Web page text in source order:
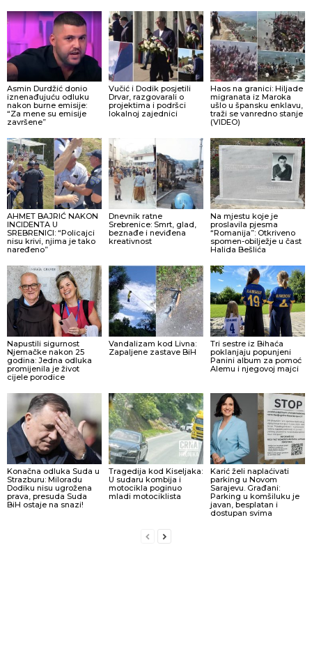
Asmin Durdžić donio
iznenađujuću odluku
nakon burne emisije:
“Za mene su emisije
završene”
Vučić i Dodik posjetili
Drvar, razgovarali o
projektima i podršci
lokalnoj zajednici
Haos na granici: Hiljade
migranata iz Maroka
ušlo u špansku enklavu,
traži se vanredno stanje
(VIDEO)
AHMET BAJRIĆ NAKON
INCIDENTA U
SREBRENICI: “Policajci
nisu krivi, njima je tako
naređeno”
Dnevnik ratne
Srebrenice: Smrt, glad,
beznađe i neviđena
kreativnost
Na mjestu koje je
proslavila pjesma
“Romanija”: Otkriveno
spomen-obilježje u čast
Halida Bešlića
Napustili sigurnost
Njemačke nakon 25
godina: Jedna odluka
promijenila je život
cijele porodice
Vandalizam kod Livna:
Zapaljene zastave BiH
Tri sestre iz Bihaća
poklanjaju popunjeni
Panini album za pomoć
Alemu i njegovoj majci
Konačna odluka Suda u
Strazburu: Miloradu
Dodiku nisu ugrožena
prava, presuda Suda
BiH ostaje na snazi!
Tragedija kod Kiseljaka:
U sudaru kombija i
motocikla poginuo
mladi motociklista
Karić želi naplaćivati
parking u Novom
Sarajevu. Građani:
Parking u komšiluku je
javan, besplatan i
dostupan svima